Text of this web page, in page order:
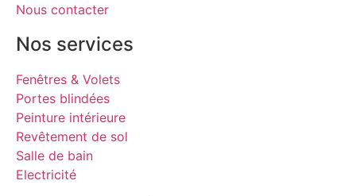
Nous contacter
Nos services
Fenêtres & Volets
Portes blindées
Peinture intérieure
Revêtement de sol
Salle de bain
Electricité